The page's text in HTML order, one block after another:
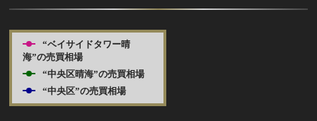
“ベイサイドタワー晴
海”の売買相場
“中央区晴海”の売買相場
“中央区”の売買相場